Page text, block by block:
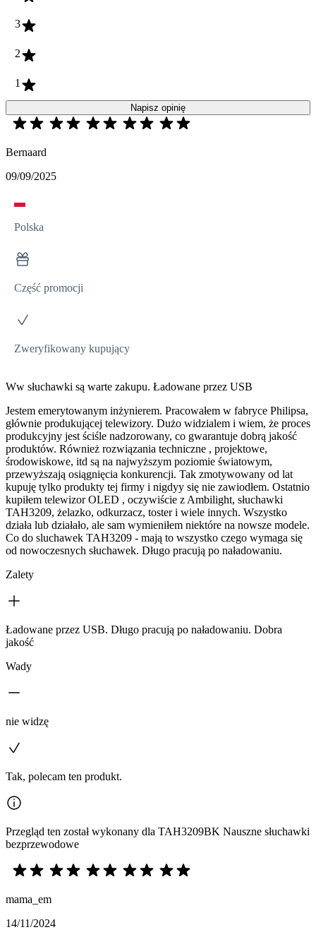
3
2
1
Napisz opinię
Bernaard
09/09/2025
Polska
Część promocji
Zweryfikowany kupujący
Ww słuchawki są warte zakupu. Ładowane przez USB
Jestem emerytowanym inżynierem. Pracowałem w fabryce Philipsa,
głównie produkującej telewizory. Dużo widzialem i wiem, że proces
produkcyjny jest ściśle nadzorowany, co gwarantuje dobrą jakość
produktów. Również rozwiązania techniczne , projektowe,
środowiskowe, itd są na najwyższym poziomie światowym,
przewyższają osiągnięcia konkurencji. Tak zmotywowany od lat
kupuję tylko produkty tej firmy i nigdyy się nie zawiodłem. Ostatnio
kupiłem telewizor OLED , oczywiście z Ambilight, słuchawki
TAH3209, żelazko, odkurzacz, toster i wiele innych. Wszystko
działa lub działało, ale sam wymieniłem niektóre na nowsze modele.
Co do sluchawek TAH3209 - mają to wszystko czego wymaga się
od nowoczesnych słuchawek. Długo pracują po naładowaniu.
Zalety
Ładowane przez USB. Długo pracują po naładowaniu. Dobra
jakość
Wady
nie widzę
Tak, polecam ten produkt.
Przegląd ten został wykonany dla TAH3209BK Nauszne słuchawki
bezprzewodowe
mama_em
14/11/2024